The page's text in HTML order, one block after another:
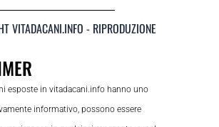
VITADACANI.INFO - RIPRODUZIONE
esposte in vitadacani.info hanno uno
informativo, possono essere